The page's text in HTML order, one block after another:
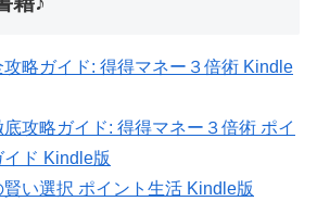
略ガイド: 得得マネー３倍術 Kindle
攻略ガイド: 得得マネー３倍術 ポイ
ド Kindle版
い選択 ポイント生活 Kindle版